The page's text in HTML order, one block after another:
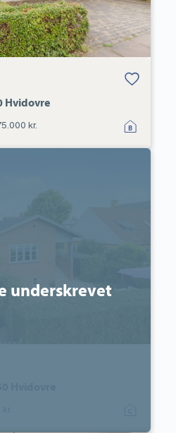
Bolig er gemt
under dine
Hvidovre
kr.
underskrevet